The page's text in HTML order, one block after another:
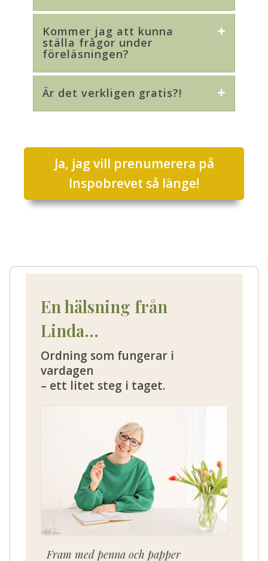
Kommer jag att kunna
ställa frågor under
föreläsningen?
Är det verkligen gratis?!
Ja, jag vill prenumerera på
Inspobrevet så länge!
En hälsning från
Linda...
Ordning som fungerar i
vardagen
– ett litet steg i taget.
Fram med penna och papper